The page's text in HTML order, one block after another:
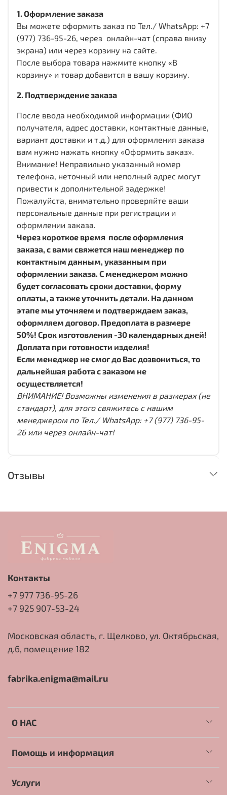
1. Оформление заказа
Вы можете оформить заказ по Тел./ WhatsApp: +7
(977) 736-95-26, через онлайн-чат (справа внизу
экрана) или через корзину на сайте.
После выбора товара нажмите кнопку «В
корзину» и товар добавится в вашу корзину.
2. Подтверждение заказа
После ввода необходимой информации (ФИО
получателя, адрес доставки, контактные данные,
вариант доставки и т.д.) для оформления заказа
вам нужно нажать кнопку «Оформить заказ».
Внимание! Неправильно указанный номер
телефона, неточный или неполный адрес могут
привести к дополнительной задержке!
Пожалуйста, внимательно проверяйте ваши
персональные данные при регистрации и
оформлении заказа.
Через короткое время после оформления
заказа, с вами свяжется наш менеджер по
контактным данным, указанным при
оформлении заказа. С менеджером можно
будет согласовать сроки доставки, форму
оплаты, а также уточнить детали. На данном
этапе мы уточняем и подтверждаем заказ,
оформляем договор. Предоплата в размере
50%! Срок изготовления -30 календарных дней!
Доплата при готовности изделия!
Если менеджер не смог до Вас дозвониться, то
дальнейшая работа с заказом не
осуществляется!
ВНИМАНИЕ! Возможны изменения в размерах (не
стандарт), для этого свяжитесь с нашим
менеджером по Тел./ WhatsApp: +7 (977) 736-95-
26 или через онлайн-чат!
Отзывы
О НАС
Помощь и информация
Услуги
Контакты
+7 977 736-95-26
+7 925 907-53-24
Московская область, г. Щелково, ул. Октябрьская,
д.6, помещение 182
fabrika.enigma@mail.ru